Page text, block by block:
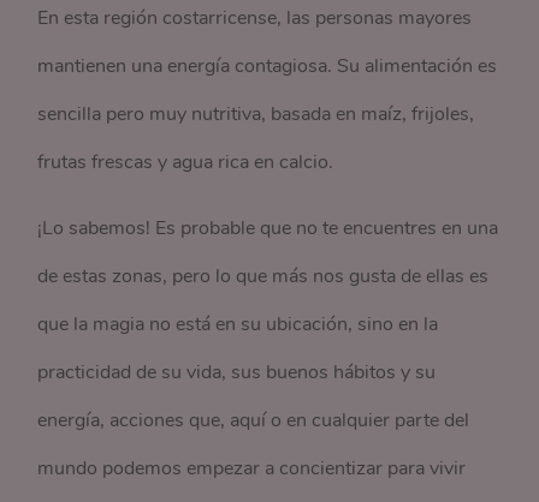
En esta región costarricense, las personas mayores
mantienen una energía contagiosa. Su alimentación es
sencilla pero muy nutritiva, basada en maíz, frijoles,
frutas frescas y agua rica en calcio.
¡Lo sabemos! Es probable que no te encuentres en una
de estas zonas, pero lo que más nos gusta de ellas es
que la magia no está en su ubicación, sino en la
practicidad de su vida, sus buenos hábitos y su
energía, acciones que, aquí o en cualquier parte del
mundo podemos empezar a concientizar para vivir